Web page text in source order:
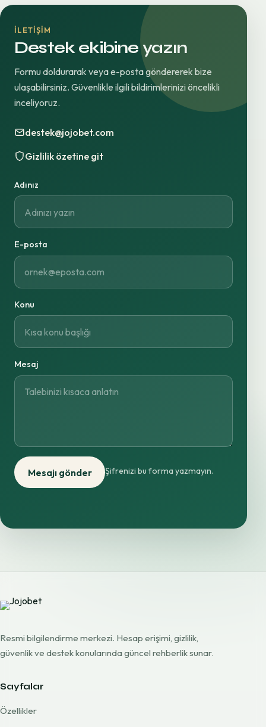
İLETIŞIM
Destek ekibine yazın
Formu doldurarak veya e-posta göndererek bize
ulaşabilirsiniz. Güvenlikle ilgili bildirimlerinizi öncelikli
inceliyoruz.
destek@jojobet.com
Gizlilik özetine git
Adınız
E-posta
Konu
Mesaj
Mesajı gönder Şifrenizi bu forma yazmayın.
Resmi bilgilendirme merkezi. Hesap erişimi, gizlilik,
güvenlik ve destek konularında güncel rehberlik sunar.
Sayfalar
Özellikler